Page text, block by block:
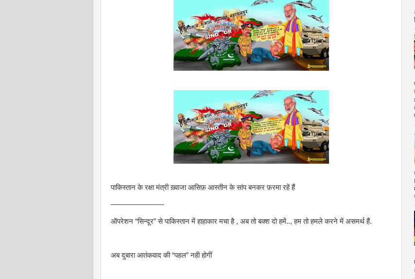
पाकिस्तान के रक्षा मंत्री ख़्वाजा आसिफ़ आस्तीन के सांप बनकर फ़रमा रहें हैं
———————-
ऑपरेशन “सिन्दूर” से पाकिस्तान में हाहाकार मचा है , अब तो बक्श दो हमें.., हम तो हमले करने में असमर्थ हैं.
अब दुबारा आतंकवाद की “पहल” नही होगीं